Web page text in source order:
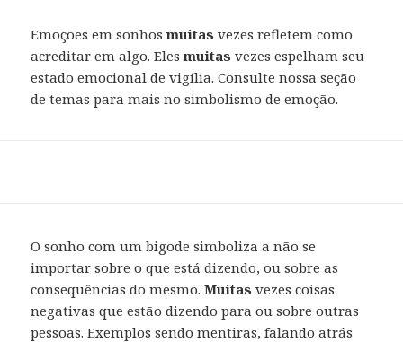
Emoções em sonhosmuitas vezes refletem como
acreditar em algo. Elesmuitas vezes espelham seu
estado emocional de vigília. Consulte nossa seção
de temas para mais no simbolismo de emoção.
O sonho com um bigode simboliza a não se
importar sobre o que está dizendo, ou sobre as
consequências do mesmo.Muitas vezes coisas
negativas que estão dizendo para ou sobre outras
pessoas. Exemplos sendo mentiras, falando atrás